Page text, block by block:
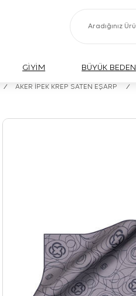
GİYİM BÜYÜK BEDEN
/ AKER İPEK KREP SATEN EŞARP /